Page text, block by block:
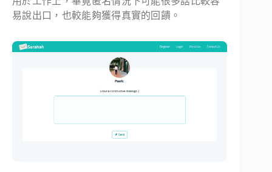
易說出口，也較能夠獲得真實的回饋。